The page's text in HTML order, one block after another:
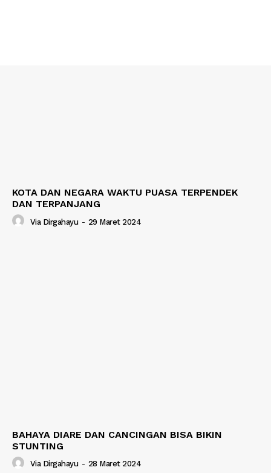
KOTA DAN NEGARA WAKTU PUASA TERPENDEK
DAN TERPANJANG
Via Dirgahayu - 29 Maret 2024
BAHAYA DIARE DAN CANCINGAN BISA BIKIN
STUNTING
Via Dirgahayu - 28 Maret 2024